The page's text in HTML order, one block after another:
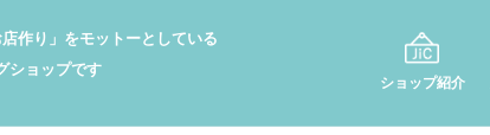
作り」をモットーとしている
ショップです
ショップ紹介